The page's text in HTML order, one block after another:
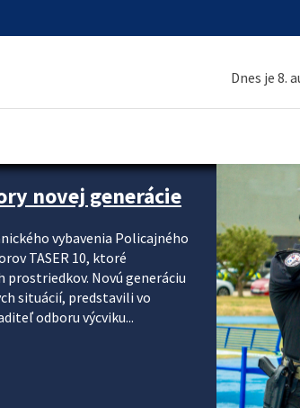
Dnes je 8.
novej generácie
vybavenia Policajného
TASER 10, ktoré
Novú generáciu
situácií, predstavili vo
odboru výcviku...